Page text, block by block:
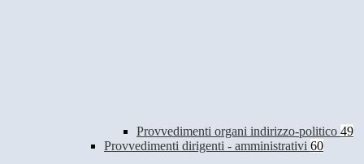
Provvedimenti organi indirizzo-politico 49
Provvedimenti dirigenti - amministrativi 60